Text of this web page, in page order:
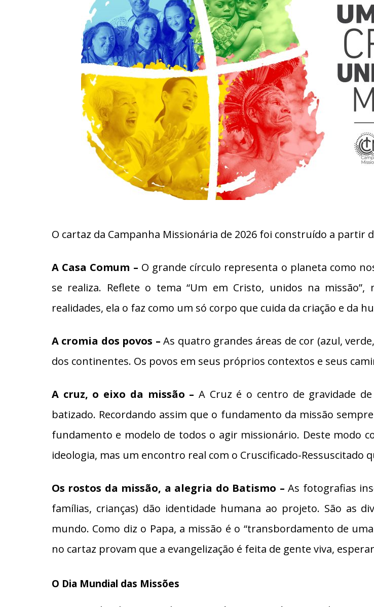
O cartaz da Campanha Missionária de 2026 foi construído a partir
A Casa Comum – O grande círculo representa o planeta como
se realiza. Reflete o tema “Um em Cristo, unidos na
realidades, ela o faz como um só corpo que cuida da criação e da
A cromia dos povos – As quatro grandes áreas de cor (azul,
dos continentes. Os povos em seus próprios contextos e seus
A cruz, o eixo da missão – A Cruz é o centro de gravidade
batizado. Recordando assim que o fundamento da missão
fundamento e modelo de todos o agir missionário. Deste modo
ideologia, mas um encontro real com o Cruscificado-Ressuscitado
Os rostos da missão, a alegria do Batismo –As fotografias
famílias, crianças) dão identidade humana ao projeto. São as
mundo. Como diz o Papa, a missão é o “transbordamento de
no cartaz provam que a evangelização é feita de gente viva,
O Dia Mundial das Missões